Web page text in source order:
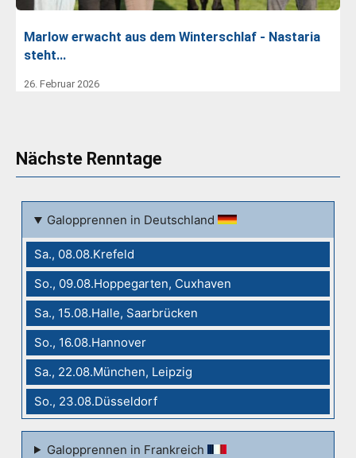
Marlow erwacht aus dem Winterschlaf - Nastaria
steht…
26. Februar 2026
Nächste Renntage
Galopprennen in Deutschland
Sa., 08.08.Krefeld
So., 09.08.Hoppegarten, Cuxhaven
Sa., 15.08.Halle, Saarbrücken
So., 16.08.Hannover
Sa., 22.08.München, Leipzig
So., 23.08.Düsseldorf
Galopprennen in Frankreich